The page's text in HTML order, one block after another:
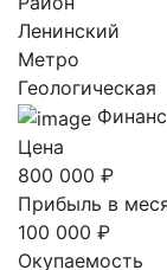
Ленинский
Метро
Геологическая
Цена
800 000 ₽
Прибыль в
100 000 ₽
Окупаемость